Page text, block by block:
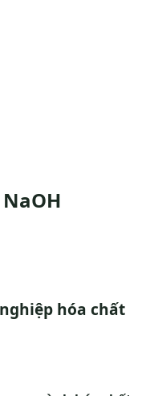
hóa chất